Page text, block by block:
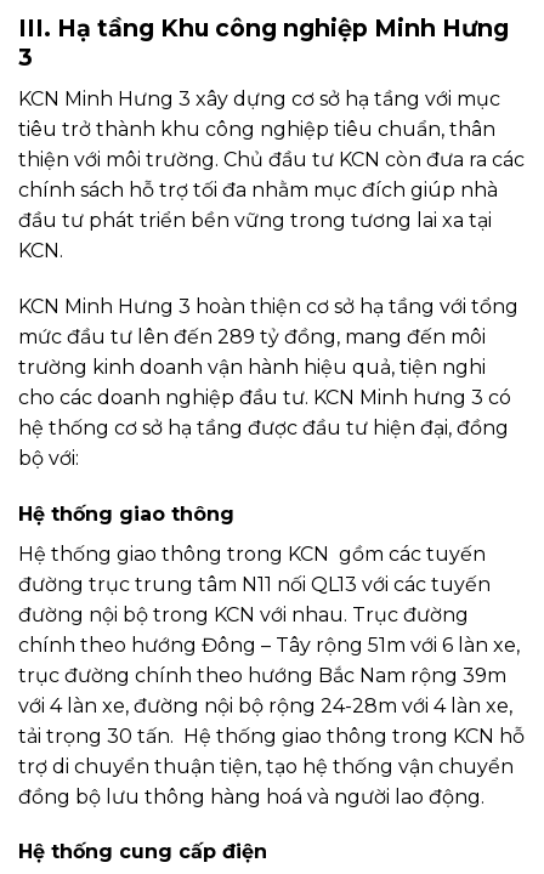
III. Hạ tầng Khu công nghiệp Minh Hưng
3
KCN Minh Hưng 3 xây dựng cơ sở hạ tầng với mục
tiêu trở thành khu công nghiệp tiêu chuẩn, thân
thiện với môi trường. Chủ đầu tư KCN còn đưa ra các
chính sách hỗ trợ tối đa nhằm mục đích giúp nhà
đầu tư phát triển bền vững trong tương lai xa tại
KCN.
KCN Minh Hưng 3 hoàn thiện cơ sở hạ tầng với tổng
mức đầu tư lên đến 289 tỷ đồng, mang đến môi
trường kinh doanh vận hành hiệu quả, tiện nghi
cho các doanh nghiệp đầu tư. KCN Minh hưng 3 có
hệ thống cơ sở hạ tầng được đầu tư hiện đại, đồng
bộ với:
Hệ thống giao thông
Hệ thống giao thông trong KCN gồm các tuyến
đường trục trung tâm N11 nối QL13 với các tuyến
đường nội bộ trong KCN với nhau. Trục đường
chính theo hướng Đông – Tây rộng 51m với 6 làn xe,
trục đường chính theo hướng Bắc Nam rộng 39m
với 4 làn xe, đường nội bộ rộng 24-28m với 4 làn xe,
tải trọng 30 tấn. Hệ thống giao thông trong KCN hỗ
trợ di chuyển thuận tiện, tạo hệ thống vận chuyển
đồng bộ lưu thông hàng hoá và người lao động.
Hệ thống cung cấp điện